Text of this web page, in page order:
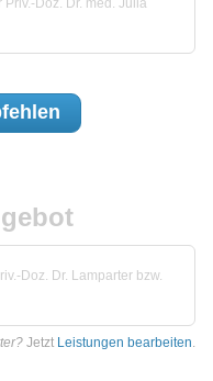
Doz. Dr. med. Julia
Doz. Dr. Lamparter bzw.
Jetzt Leistungen bearbeiten.